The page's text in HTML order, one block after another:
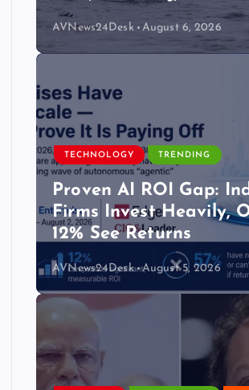
AVNews24Desk August 6, 2026
TECHNOLOGY TRENDING
Proven AI ROI Gap:
Firms Invest Heavily,
12% See Returns
AVNews24Desk August 5, 2026